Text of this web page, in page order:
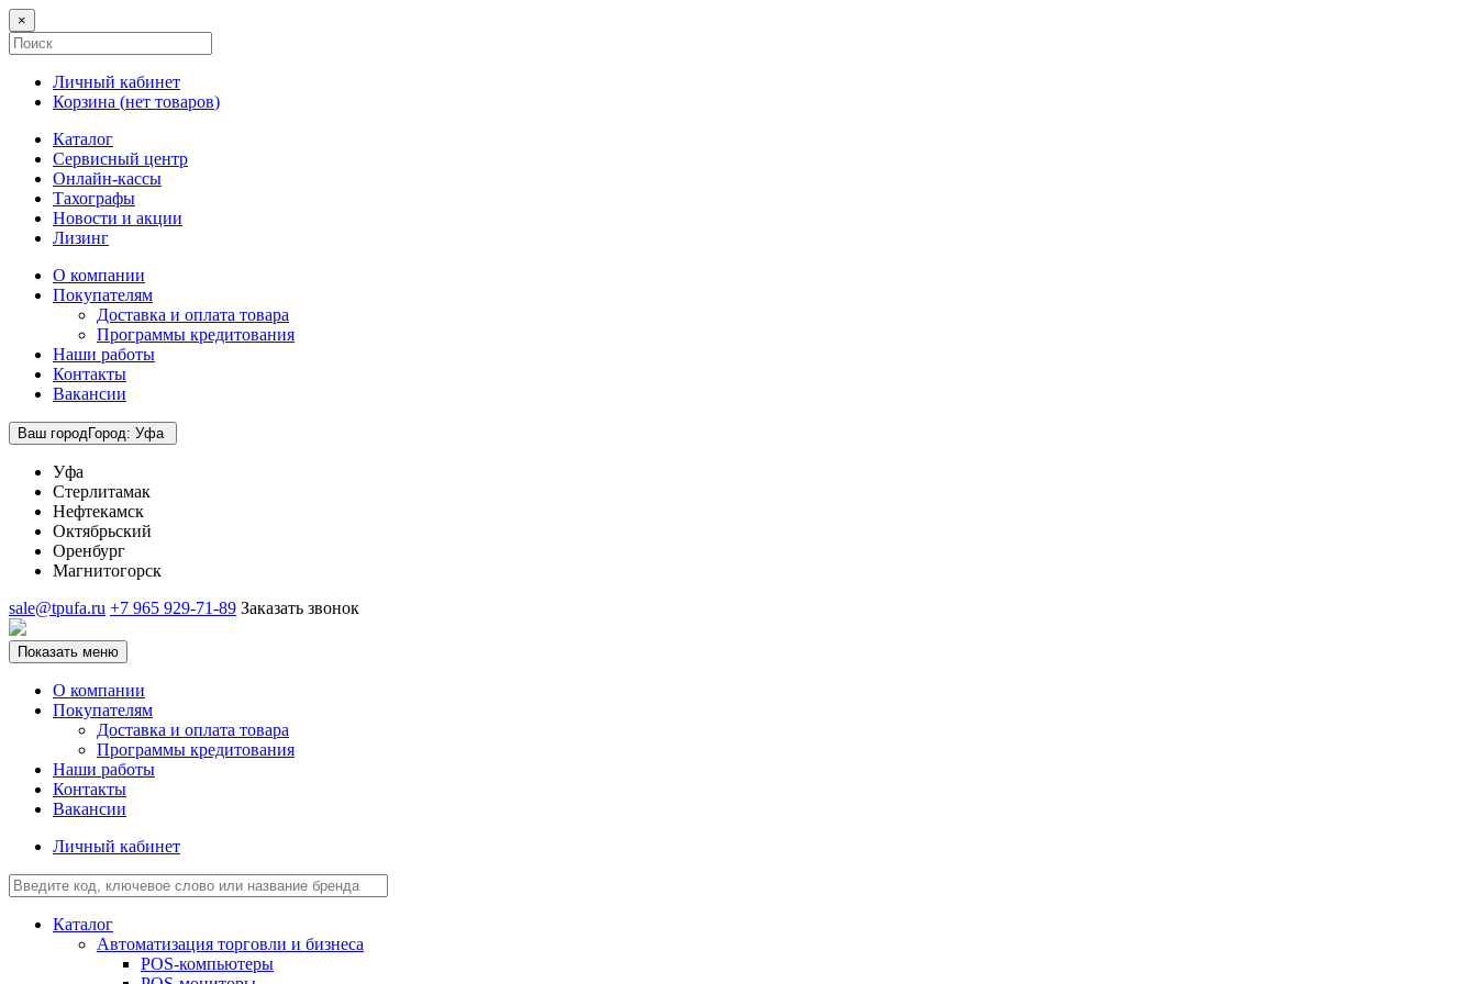
×
Личный кабинет
Корзина (нет товаров)
Каталог
Сервисный центр
Онлайн-кассы
Тахографы
Новости и акции
Лизинг
О компании
Покупателям
Доставка и оплата товара
Программы кредитования
Наши работы
Контакты
Вакансии
Ваш городГород: Уфа
Уфа
Стерлитамак
Нефтекамск
Октябрьский
Оренбург
Магнитогорск
sale@tpufa.ru +7 965 929-71-89 Заказать звонок
Показать меню
О компании
Покупателям
Доставка и оплата товара
Программы кредитования
Наши работы
Контакты
Вакансии
Личный кабинет
Каталог
Автоматизация торговли и бизнеса
POS-компьютеры